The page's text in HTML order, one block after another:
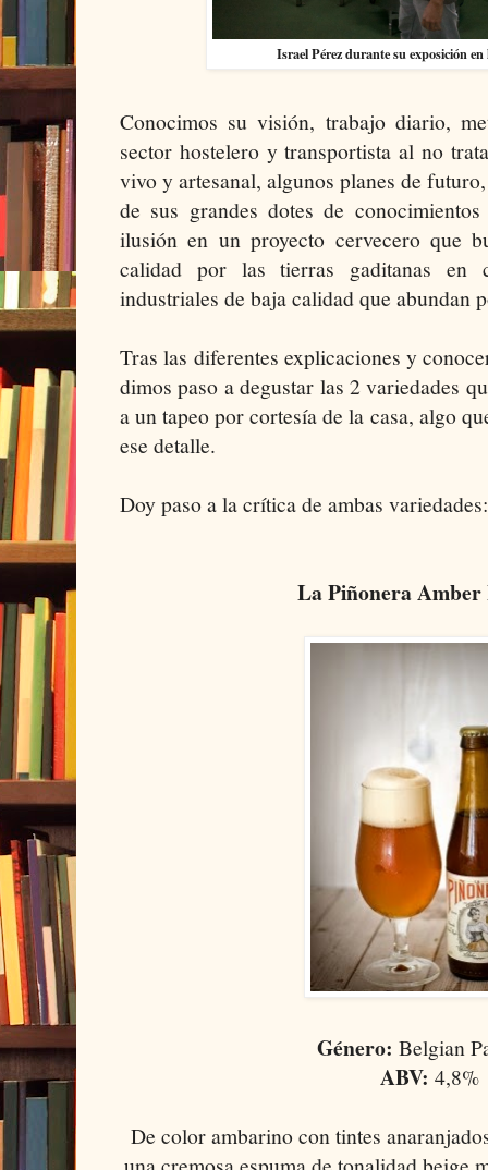
Israel Pérez durante su exposición
Conocimos su visión, trabajo diario,
sector hostelero y transportista al no
vivo y artesanal, algunos planes de
de sus grandes dotes de
ilusión en un proyecto cervecero que
calidad por las tierras gaditanas en
industriales de baja calidad que abundan
Tras las diferentes explicaciones y
dimos paso a degustar las 2 variedades
a un tapeo por cortesía de la casa, algo
ese detalle.
Doy paso a la crítica de ambas variedades:
La Piñonera Amber
Género: Belgian
ABV: 4,8%
De color ambarino con tintes